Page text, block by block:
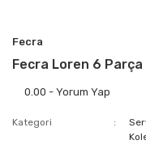
Fecra
Fecra Loren 6
0.00 - Yorum Yap
Kategori